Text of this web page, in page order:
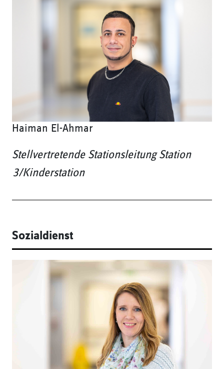
Haiman El-Ahmar
Stellvertretende Stationsleitung Station
3/Kinderstation
Sozialdienst